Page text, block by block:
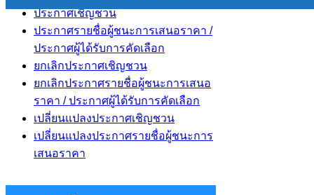
ประกาศเชิญชวน
ประกาศรายชื่อผู้ชนะการเสนอราคา /
ประกาศผู้ได้รับการคัดเลือก
ยกเลิกประกาศเชิญชวน
ยกเลิกประกาศรายชื่อผู้ชนะการเสนอ
ราคา / ประกาศผู้ได้รับการคัดเลือก
เปลี่ยนแปลงประกาศเชิญชวน
เปลี่ยนแปลงประกาศรายชื่อผู้ชนะการ
เสนอราคา